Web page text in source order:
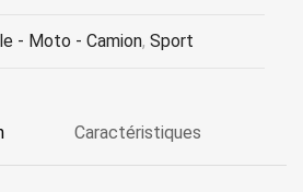
- Moto - Camion, Sport
Caractéristiques